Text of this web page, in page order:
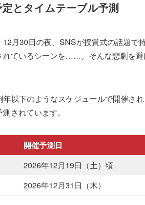
とタイムテーブル予測
月30日の夜、SNSが授賞式の話題で
れているシーンを……。そんな悲劇を
以下のようなスケジュールで開催さ
されています。
開催予測日
2026年12月19日（土）頃
2026年12月31日（木）